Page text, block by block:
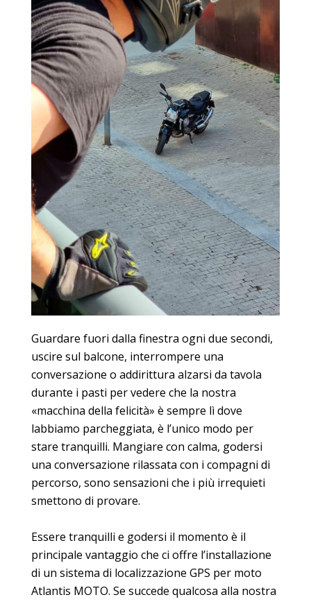
Guardare fuori dalla finestra ogni due secondi,
uscire sul balcone, interrompere una
conversazione o addirittura alzarsi da tavola
durante i pasti per vedere che la nostra
«macchina della felicità» è sempre lì dove
labbiamo parcheggiata, è l’unico modo per
stare tranquilli. Mangiare con calma, godersi
una conversazione rilassata con i compagni di
percorso, sono sensazioni che i più irrequieti
smettono di provare.
Essere tranquilli e godersi il momento è il
principale vantaggio che ci offre l’installazione
di un sistema di localizzazione GPS per moto
Atlantis MOTO. Se succede qualcosa alla nostra